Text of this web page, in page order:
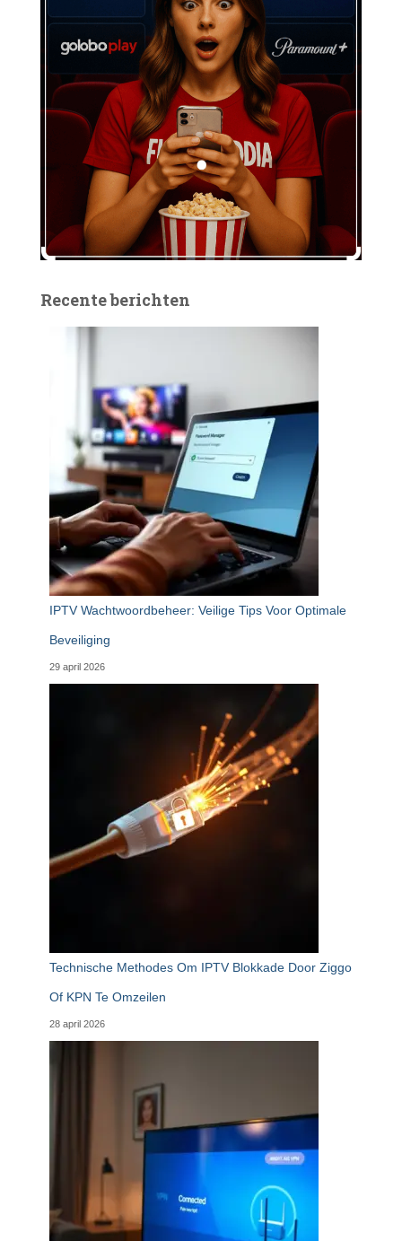
Recente berichten
IPTV Wachtwoordbeheer: Veilige Tips Voor Optimale
Beveiliging
29 april 2026
Technische Methodes Om IPTV Blokkade Door Ziggo
Of KPN Te Omzeilen
28 april 2026